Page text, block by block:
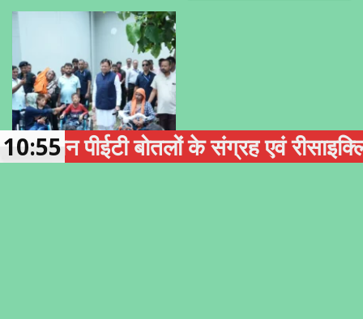
पीईटी बोतलों के संग्रह एवं रीसाइक्लिंग को
10:55